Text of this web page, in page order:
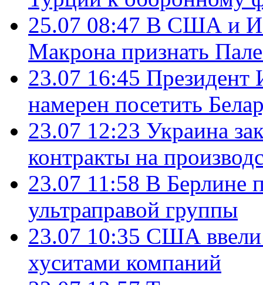
25.07 08:47 В США и
Макрона признать
23.07 16:45 Президент
намерен посетить
23.07 12:23 Украина
контракты на
23.07 11:58 В Берлине
ультраправой группы
23.07 10:35 США ввели
хуситами компаний